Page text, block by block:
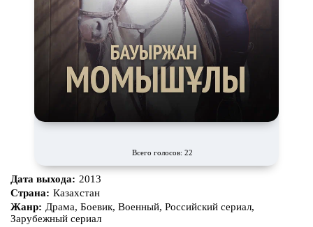
Всего голосов: 22
Дата выхода: 2013
Страна: Казахстан
Жанр: Драма, Боевик, Военный, Российский сериал,
Зарубежный сериал